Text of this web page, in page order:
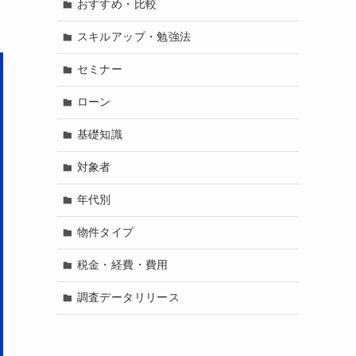
おすすめ・比較
スキルアップ・勉強法
セミナー
ローン
基礎知識
対象者
年代別
物件タイプ
税金・経費・費用
調査データリリース